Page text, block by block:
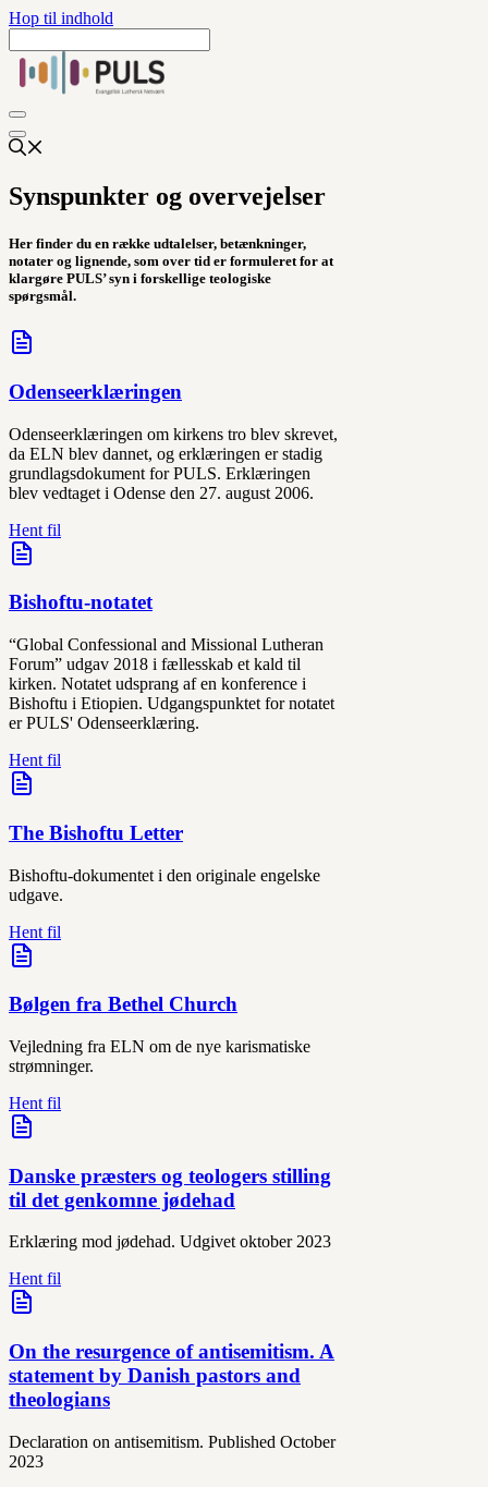
Hop til indhold
Synspunkter og overvejelser
Her finder du en række udtalelser, betænkninger,
notater og lignende, som over tid er formuleret for at
klargøre PULS’ syn i forskellige teologiske
spørgsmål.
Odenseerklæringen
Odenseerklæringen om kirkens tro blev skrevet,
da ELN blev dannet, og erklæringen er stadig
grundlagsdokument for PULS. Erklæringen
blev vedtaget i Odense den 27. august 2006.
Hent fil
Bishoftu-notatet
“Global Confessional and Missional Lutheran
Forum” udgav 2018 i fællesskab et kald til
kirken. Notatet udsprang af en konference i
Bishoftu i Etiopien. Udgangspunktet for notatet
er PULS' Odenseerklæring.
Hent fil
The Bishoftu Letter
Bishoftu-dokumentet i den originale engelske
udgave.
Hent fil
Bølgen fra Bethel Church
Vejledning fra ELN om de nye karismatiske
strømninger.
Hent fil
Danske præsters og teologers stilling
til det genkomne jødehad
Erklæring mod jødehad. Udgivet oktober 2023
Hent fil
On the resurgence of antisemitism. A
statement by Danish pastors and
theologians
Declaration on antisemitism. Published October
2023